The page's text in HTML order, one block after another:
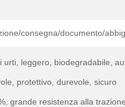
consegna/documento/
urti, leggero, biodegradabile,
protettivo, durevole, sicuro
grande resistenza alla